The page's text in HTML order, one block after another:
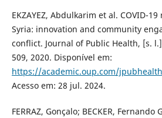
EKZAYEZ, Abdulkarim et al. COVID-
Syria: innovation and community
conflict. Journal of Public Health, [s.
509, 2020. Disponível em:
https://academic.oup.com/
Acesso em: 28 jul. 2024.
FERRAZ, Gonçalo; BECKER, Fernando